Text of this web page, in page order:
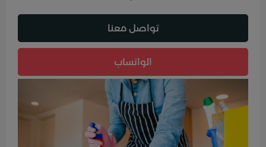
تواصل معنا
الواتساب